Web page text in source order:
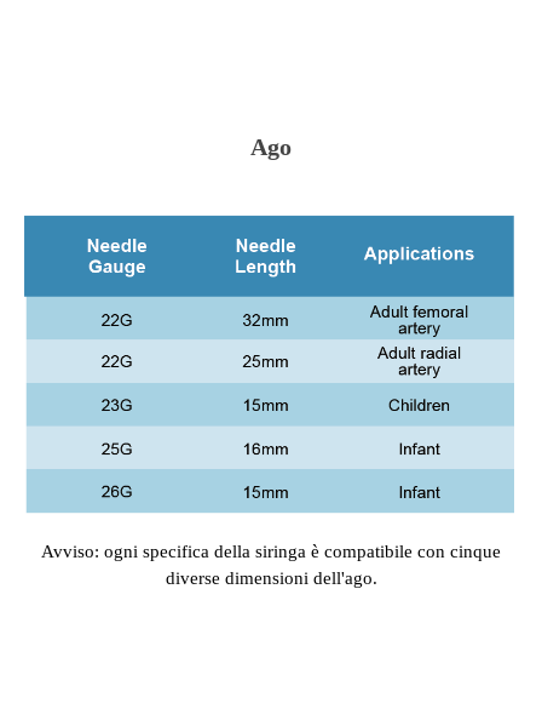
Ago
Avviso: ogni specifica della siringa è compatibile con cinque
diverse dimensioni dell'ago.